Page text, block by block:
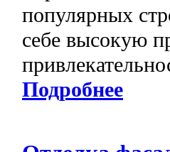
популярных
себе высокую
Подробнее